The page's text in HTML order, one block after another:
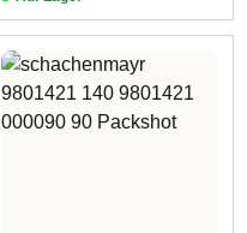
00081 stormy day